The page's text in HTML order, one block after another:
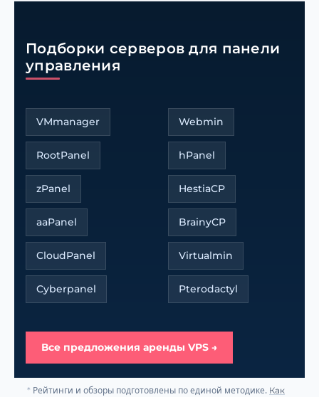
Подборки серверов для панели
управления
VMmanager Webmin
RootPanel hPanel
zPanel HestiaCP
aaPanel BrainyCP
CloudPanel Virtualmin
Cyberpanel Pterodactyl
Все предложения аренды VPS →
* Рейтинги и обзоры подготовлены по единой методике. Как